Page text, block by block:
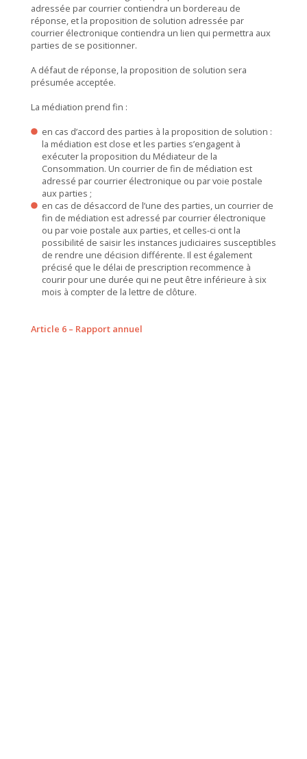
adressée par courrier contiendra un bordereau de
réponse, et la proposition de solution adressée par
courrier électronique contiendra un lien qui permettra aux
parties de se positionner.
A défaut de réponse, la proposition de solution sera
présumée acceptée.
La médiation prend fin :
en cas d’accord des parties à la proposition de solution :
la médiation est close et les parties s’engagent à
exécuter la proposition du Médiateur de la
Consommation. Un courrier de fin de médiation est
adressé par courrier électronique ou par voie postale
aux parties ;
en cas de désaccord de l’une des parties, un courrier de
fin de médiation est adressé par courrier électronique
ou par voie postale aux parties, et celles-ci ont la
possibilité de saisir les instances judiciaires susceptibles
de rendre une décision différente. Il est également
précisé que le délai de prescription recommence à
courir pour une durée qui ne peut être inférieure à six
mois à compter de la lettre de clôture.
Article 6 – Rapport annuel